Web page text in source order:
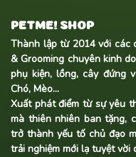
PETME! SHOP
Thành lập từ 2014 với các
& Grooming chuyên kinh
phụ kiện, lồng, cây đứng
Chó, Mèo...
Xuất phát điểm từ sự yêu
mà thiên nhiên ban tặng,
trở thành yếu tố chủ đạo
trải nghiệm mới lạ tuyệt vời